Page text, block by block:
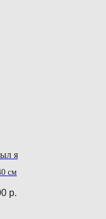
я
см
р.